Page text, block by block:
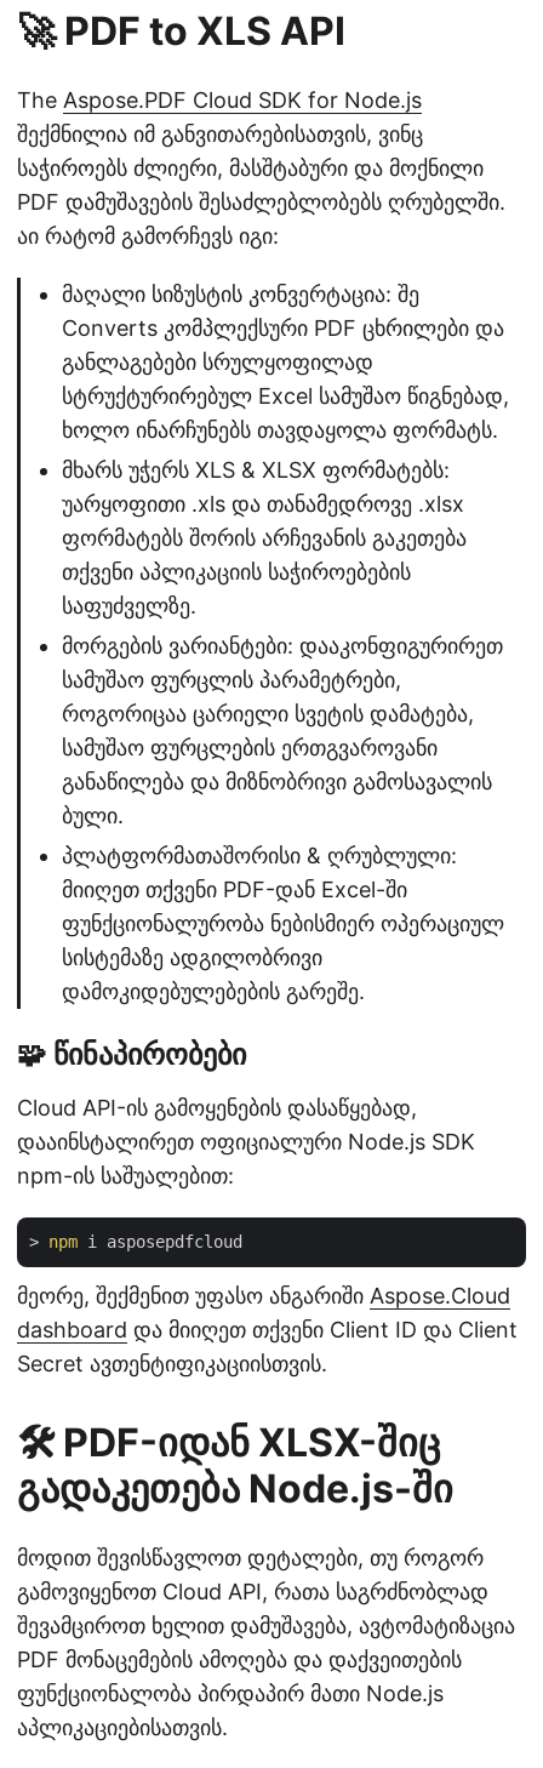
🚀 PDF to XLS API
The Aspose.PDF Cloud SDK for Node.js
შექმნილია იმ განვითარებისათვის, ვინც
საჭიროებს ძლიერი, მასშტაბური და მოქნილი
PDF დამუშავების შესაძლებლობებს ღრუბელში.
აი რატომ გამორჩევს იგი:
მაღალი სიზუსტის კონვერტაცია: შე
Converts კომპლექსური PDF ცხრილები და
განლაგებები სრულყოფილად
სტრუქტურირებულ Excel სამუშაო წიგნებად,
ხოლო ინარჩუნებს თავდაყოლა ფორმატს.
მხარს უჭერს XLS & XLSX ფორმატებს:
უარყოფითი .xls და თანამედროვე .xlsx
ფორმატებს შორის არჩევანის გაკეთება
თქვენი აპლიკაციის საჭიროებების
საფუძველზე.
მორგების ვარიანტები: დააკონფიგურირეთ
სამუშაო ფურცლის პარამეტრები,
როგორიცაა ცარიელი სვეტის დამატება,
სამუშაო ფურცლების ერთგვაროვანი
განაწილება და მიზნობრივი გამოსავალის
ბული.
პლატფორმათაშორისი & ღრუბლული:
მიიღეთ თქვენი PDF-დან Excel-ში
ფუნქციონალურობა ნებისმიერ ოპერაციულ
სისტემაზე ადგილობრივი
დამოკიდებულებების გარეშე.
🧩 წინაპირობები
Cloud API-ის გამოყენების დასაწყებად,
დააინსტალირეთ ოფიციალური Node.js SDK
npm-ის საშუალებით:
> npm
მეორე, შექმენით უფასო ანგარიში Aspose.Cloud
dashboard და მიიღეთ თქვენი Client ID და Client
Secret ავთენტიფიკაციისთვის.
🛠️ PDF-იდან XLSX-შიც
გადაკეთება Node.js-ში
მოდით შევისწავლოთ დეტალები, თუ როგორ
გამოვიყენოთ Cloud API, რათა საგრძნობლად
შევამციროთ ხელით დამუშავება, ავტომატიზაცია
PDF მონაცემების ამოღება და დაქვეითების
ფუნქციონალობა პირდაპირ მათი Node.js
აპლიკაციებისათვის.